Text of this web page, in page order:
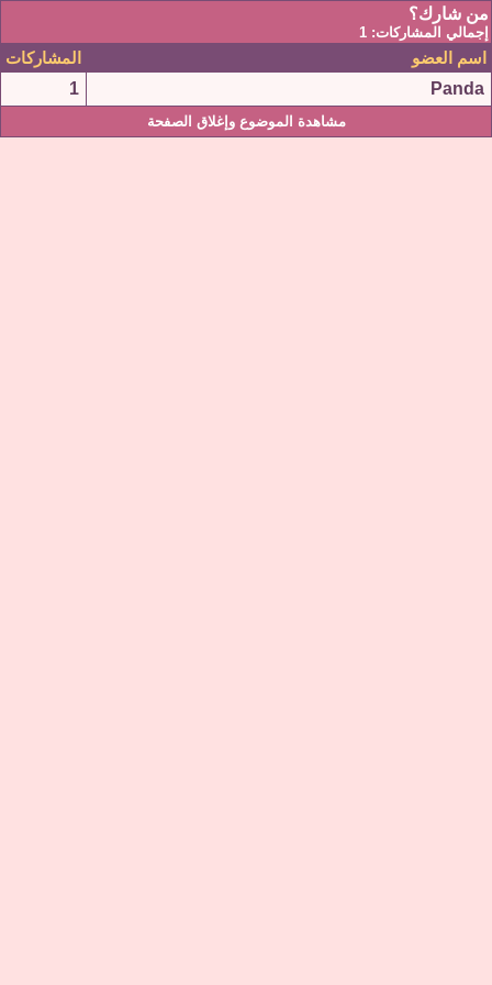
من شارك؟
إجمالي المشاركات: 1
اسم العضو المشاركات
Panda
1
مشاهدة الموضوع وإغلاق الصفحة